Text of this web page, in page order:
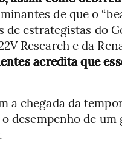
de que o
de estrategistas do
Research e da
acredita que
a chegada da
desempenho de